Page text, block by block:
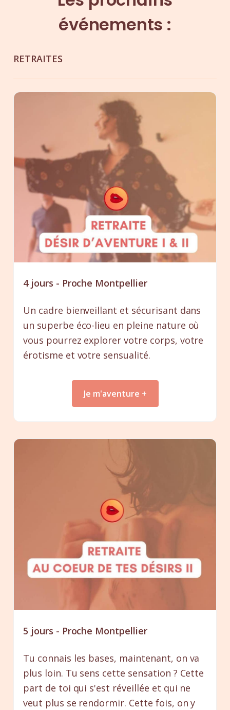
événements :
RETRAITES
4 jours - Proche Montpellier
Un cadre bienveillant et sécurisant dans
un superbe éco-lieu en pleine nature où
vous pourrez explorer votre corps, votre
érotisme et votre sensualité.
Je m'aventure +
5 jours - Proche Montpellier
Tu connais les bases, maintenant, on va
plus loin. Tu sens cette sensation ? Cette
part de toi qui s'est réveillée et qui ne
veut plus se rendormir. Cette fois, on y